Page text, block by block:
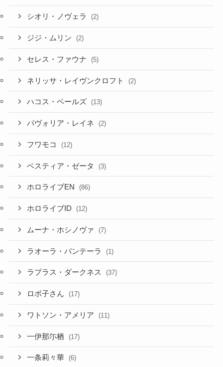
シオリ・ノヴェラ (2)
ジジ・ムリン (2)
セレス・ファウナ (5)
ネリッサ・レイヴンクロフト (2)
ハコス・ベールズ (13)
パヴォリア・レイネ (2)
フワモコ (12)
ベスティア・ゼータ (3)
ホロライブEN (86)
ホロライブID (12)
ムーナ・ホシノヴァ (7)
ラオーラ・パンテーラ (1)
ラプラス・ダークネス (37)
ロボ子さん (17)
ワトソン・アメリア (11)
一伊那尓栖 (17)
一条莉々華 (6)